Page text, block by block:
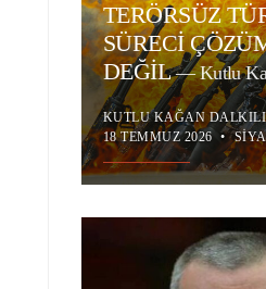
TERÖRSÜZ
SÜRECİ
DEĞİL—Kutlu
KUTLU KAĞAN
18 TEMMUZ 2026 •